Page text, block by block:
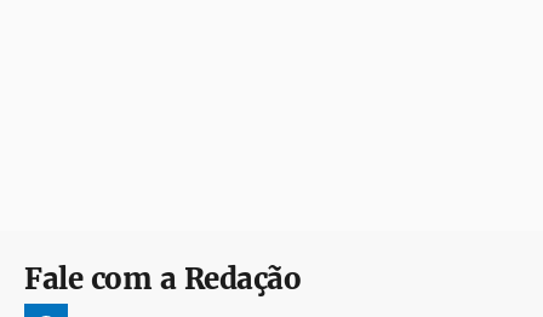
Fale com a Redação